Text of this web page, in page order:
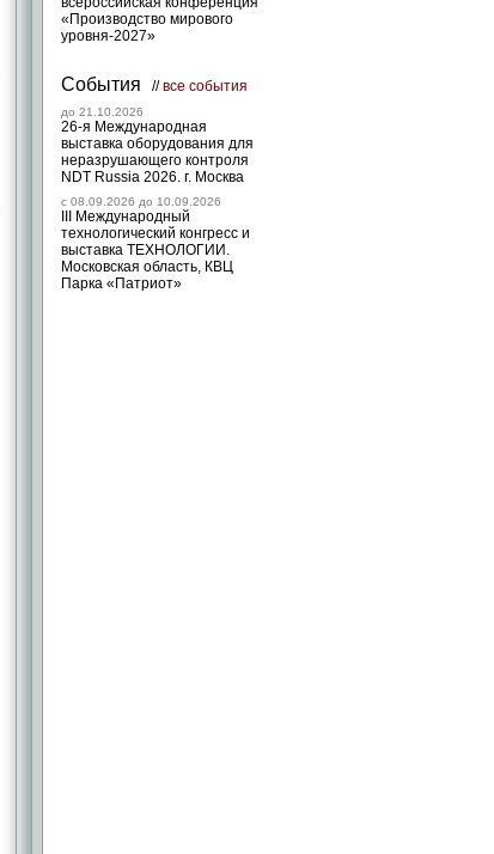
«Производство мирового
уровня-2027»
События //все события
до 21.10.2026
26-я Международная
выставка оборудования для
неразрушающего контроля
NDT Russia 2026. г. Москва
c 08.09.2026 до 10.09.2026
III Международный
технологический конгресс и
выставка ТЕХНОЛОГИИ.
Московская область, КВЦ
Парка «Патриот»